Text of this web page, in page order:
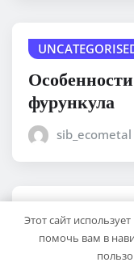
фурункула
sib_ecometal
Евгений
успешного
Этот сайт
помочь вам в